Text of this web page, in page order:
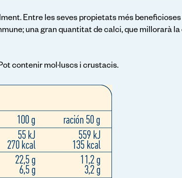
Entre les seves propietats més beneficioses
una gran quantitat de calci, que millorarà la
contenir mol·luscs i crustacis.